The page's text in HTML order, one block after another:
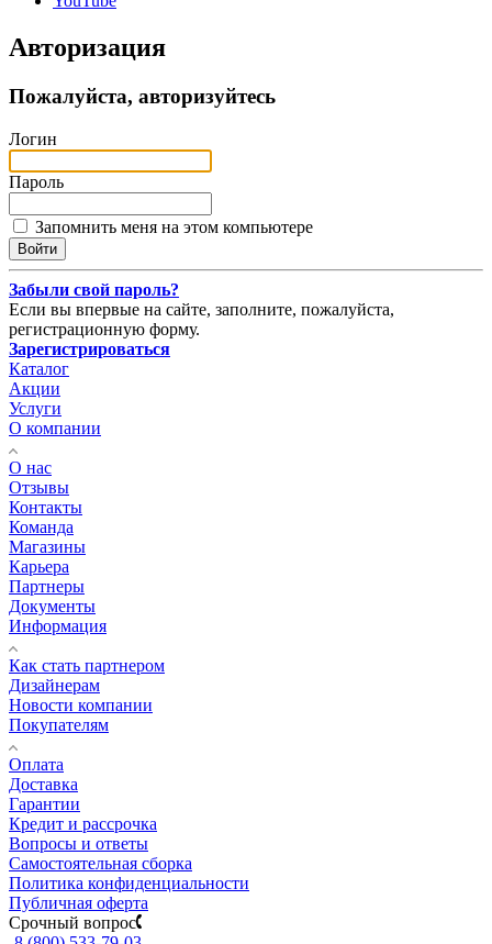
Авторизация
Пожалуйста, авторизуйтесь
Логин
Пароль
Запомнить меня на этом компьютере
Забыли свой пароль?
Если вы впервые на сайте, заполните, пожалуйста,
регистрационную форму.
Зарегистрироваться
Каталог
Акции
Услуги
О компании
О нас
Отзывы
Контакты
Команда
Магазины
Карьера
Партнеры
Документы
Информация
Как стать партнером
Дизайнерам
Новости компании
Покупателям
Оплата
Доставка
Гарантии
Кредит и рассрочка
Вопросы и ответы
Самостоятельная сборка
Политика конфиденциальности
Публичная оферта
Срочный вопрос